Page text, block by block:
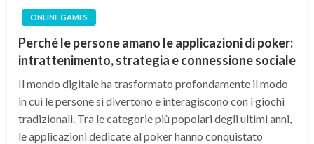
ONLINE GAMES
Perché le persone amano le applicazioni di poker:
intrattenimento, strategia e connessione sociale
Il mondo digitale ha trasformato profondamente il modo
in cui le persone si divertono e interagiscono con i giochi
tradizionali. Tra le categorie più popolari degli ultimi anni,
le applicazioni dedicate al poker hanno conquistato